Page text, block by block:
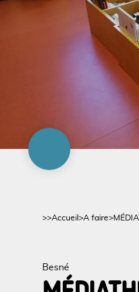
>>Accueil >A faire>
Besné